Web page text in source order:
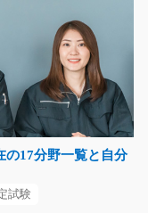
庫や棚入れ作
の17分野一覧と自分
試験